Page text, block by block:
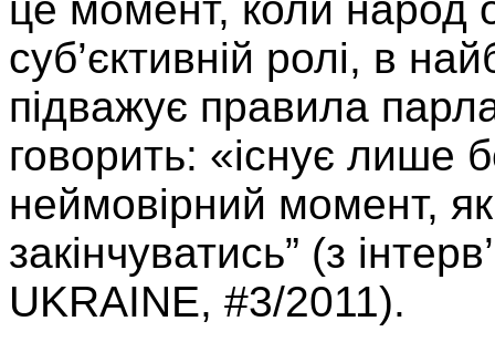
суб’єктивній ролі, в
підважує правила
говорить: «існує лише
неймовірний момент,
закінчуватись” (з
UKRAINE, #3/2011).